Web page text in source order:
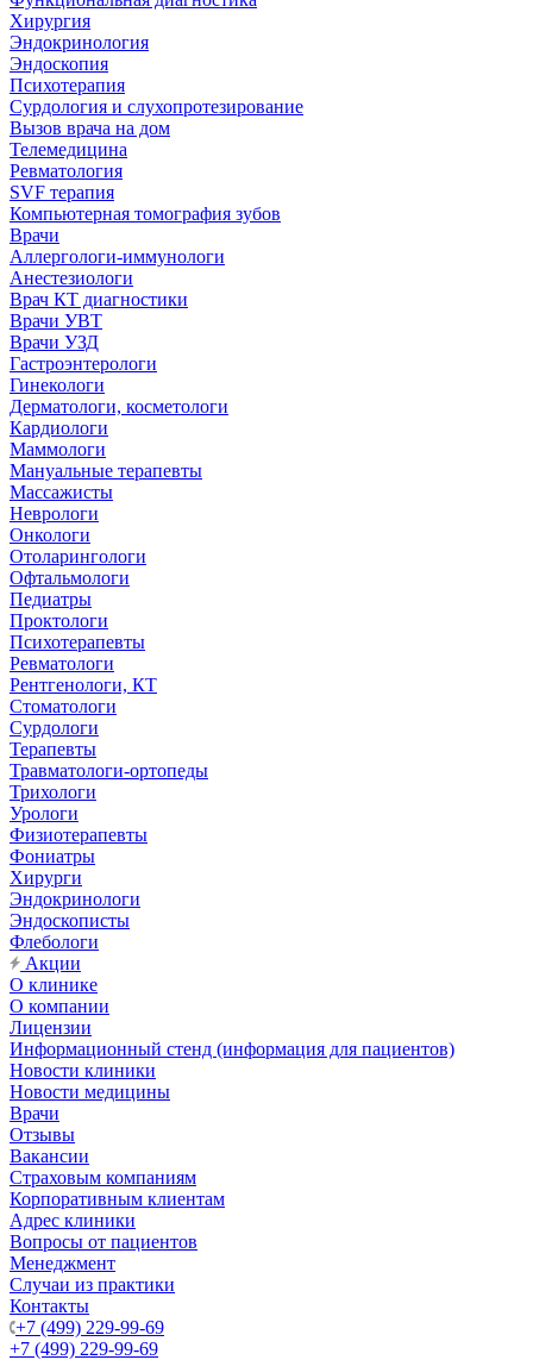
Хирургия
Эндокринология
Эндоскопия
Психотерапия
Сурдология и слухопротезирование
Вызов врача на дом
Телемедицина
Ревматология
SVF терапия
Компьютерная томография зубов
Врачи
Аллергологи-иммунологи
Анестезиологи
Врач КТ диагностики
Врачи УВТ
Врачи УЗД
Гастроэнтерологи
Гинекологи
Дерматологи, косметологи
Кардиологи
Маммологи
Мануальные терапевты
Массажисты
Неврологи
Онкологи
Отоларингологи
Офтальмологи
Педиатры
Проктологи
Психотерапевты
Ревматологи
Рентгенологи, КТ
Стоматологи
Сурдологи
Терапевты
Травматологи-ортопеды
Трихологи
Урологи
Физиотерапевты
Фониатры
Хирурги
Эндокринологи
Эндоскописты
Флебологи
Акции
О клинике
О компании
Лицензии
Информационный стенд (информация для пациентов)
Новости клиники
Новости медицины
Врачи
Отзывы
Вакансии
Страховым компаниям
Корпоративным клиентам
Адрес клиники
Вопросы от пациентов
Менеджмент
Случаи из практики
Контакты
+7 (499) 229-99-69
+7 (499) 229-99-69